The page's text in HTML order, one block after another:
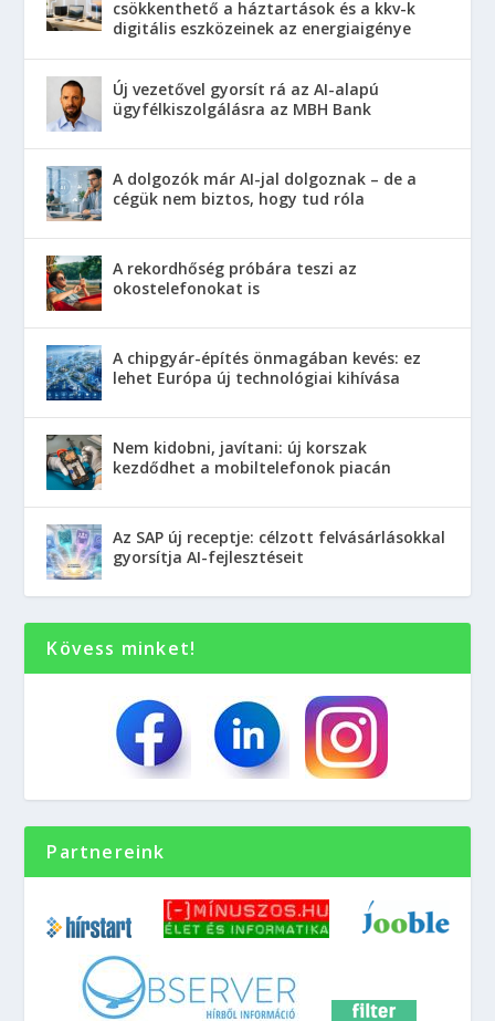
csökkenthető a háztartások és a kkv-k
digitális eszközeinek az energiaigénye
Új vezetővel gyorsít rá az AI-alapú
ügyfélkiszolgálásra az MBH Bank
A dolgozók már AI-jal dolgoznak – de a
cégük nem biztos, hogy tud róla
A rekordhőség próbára teszi az
okostelefonokat is
A chipgyár-építés önmagában kevés: ez
lehet Európa új technológiai kihívása
Nem kidobni, javítani: új korszak
kezdődhet a mobiltelefonok piacán
Az SAP új receptje: célzott felvásárlásokkal
gyorsítja AI-fejlesztéseit
Kövess minket!
Partnereink